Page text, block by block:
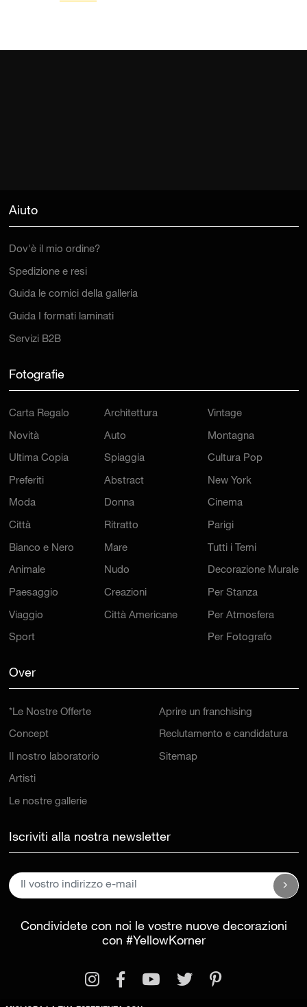
Aiuto
Dov'è il mio ordine?
Spedizione e resi
Guida le cornici della galleria
Guida I formati laminati
Servizi B2B
Fotografie
Carta Regalo
Novità
Ultima Copia
Preferiti
Moda
Città
Bianco e Nero
Animale
Paesaggio
Viaggio
Sport
Architettura
Auto
Spiaggia
Abstract
Donna
Ritratto
Mare
Nudo
Creazioni
Città Americane
Vintage
Montagna
Cultura Pop
New York
Cinema
Parigi
Tutti i Temi
Decorazione Murale
Per Stanza
Per Atmosfera
Per Fotografo
Over
*Le Nostre Offerte
Concept
Il nostro laboratorio
Artisti
Le nostre gallerie
Aprire un franchising
Reclutamento e candidatura
Sitemap
Iscriviti alla nostra newsletter
Condividete con noi le vostre nuove decorazioni
con #YellowKorner